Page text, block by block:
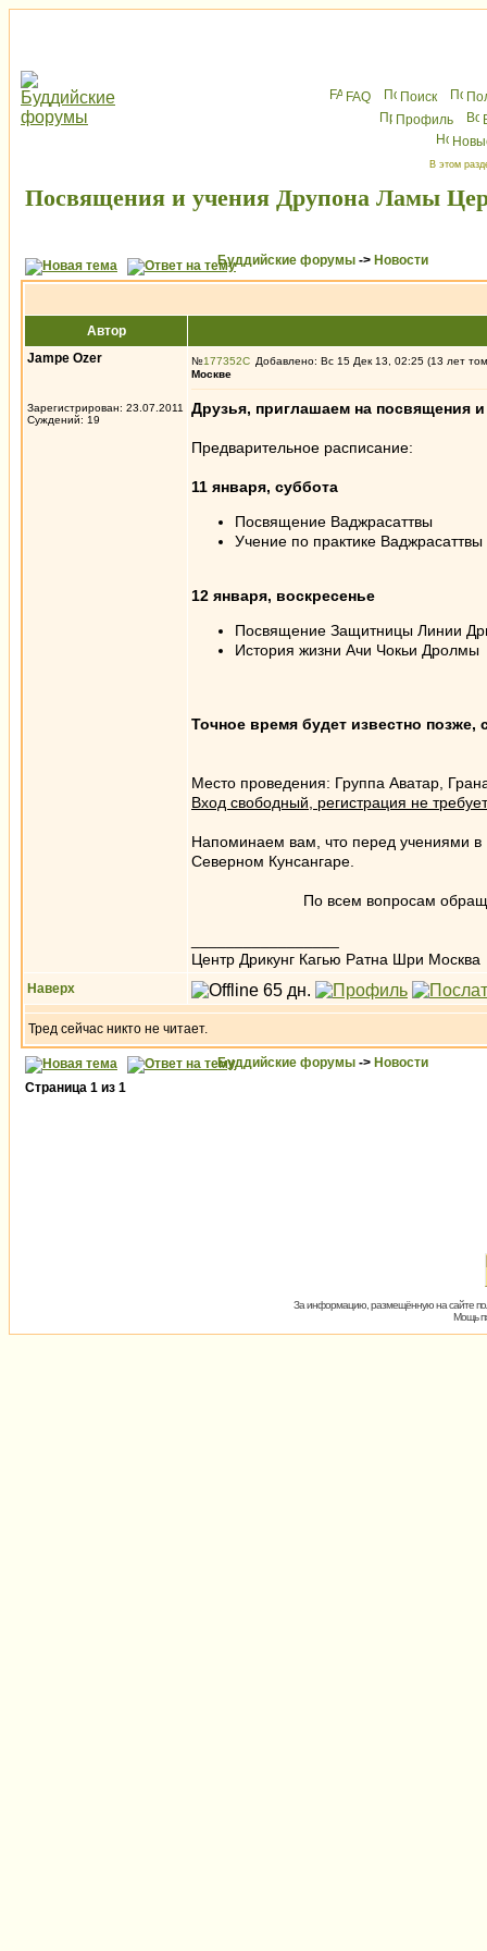
FAQ Поиск
Профиль
В этом
Посвящения и учения Друпона Ламы
Буддийские форумы -> Новости
Автор
Jampe Ozer
Зарегистрирован: 23.07.2011
Суждений: 19
№177352
Добавлено: Вс 15 Дек 13, 02:25 (13 лет
Москве
Друзья, приглашаем на посвящения
Предварительное расписание:
11 января, суббота
Посвящение Ваджрасаттвы
Учение по практике Ваджрасаттвы
12 января, воскресенье
Посвящение Защитницы Линии
История жизни Ачи Чокьи Дролмы
Точное время будет известно
Место проведения: Группа Аватар,
Вход свободный, регистрация не
Напоминаем вам, что перед учениями
Северном Кунсангаре.
По всем вопросам
Центр Дрикунг Кагью Ратна Шри Москва
Наверх
Тред сейчас никто не читает.
Буддийские форумы -> Новости
Страница 1 из 1
За информацию, размещённую на сайте
Мощь